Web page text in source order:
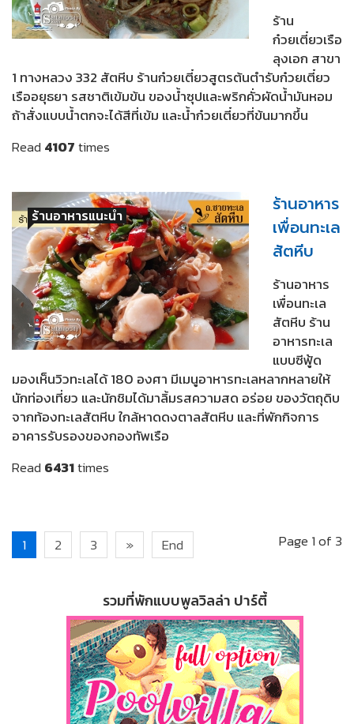
ร้าน
ก๋วยเตี๋ยวเรือ
ลุงเอก สาขา
1 ทางหลวง 332 สัตหีบ ร้านก๋วยเตี๋ยวสูตรต้นตำรับก๋วยเตี๋ยว
เรืออยุธยา รสชาติเข้มข้น ของน้ำซุปและพริกคั่วผัดน้ำมันหอม
ถ้าสั่งแบบน้ำตกจะได้สีที่เข้ม และน้ำก๋วยเตี๋ยวที่ข้นมากขึ้น
Read 4107times
ร้านอาหารแนะนำ
ร้านอาหาร
เพื่อนทะเล
สัตหีบ
ร้านอาหาร
เพื่อนทะเล
สัตหีบ ร้าน
อาหารทะเล
แบบซีฟู้ด
มองเห็นวิวทะเลได้ 180 องศา มีเมนูอาหารทะเลหลากหลายให้
นักท่องเที่ยว และนักชิมได้มาลิ้มรสความสด อร่อย ของวัตถุดิบ
จากท้องทะเลสัตหีบ ใกล้หาดดงตาลสัตหีบ และที่พักกิจการ
อาคารรับรองของกองทัพเรือ
Read 6431times
1 2 3 » End Page 1 of 3
รวมที่พักแบบพูลวิลล่า ปาร์ตี้